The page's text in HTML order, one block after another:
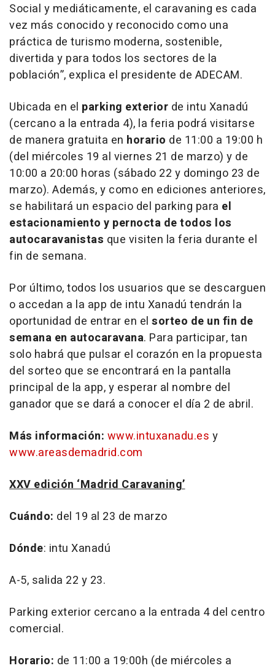
Social y mediáticamente, el caravaning es cada
vez más conocido y reconocido como una
práctica de turismo moderna, sostenible,
divertida y para todos los sectores de la
población”, explica el presidente de ADECAM.
Ubicada en el parking exterior de intu Xanadú
(cercano a la entrada 4), la feria podrá visitarse
de manera gratuita en horario de 11:00 a 19:00 h
(del miércoles 19 al viernes 21 de marzo) y de
10:00 a 20:00 horas (sábado 22 y domingo 23 de
marzo). Además, y como en ediciones anteriores,
se habilitará un espacio del parking para el
estacionamiento y pernocta de todos los
autocaravanistas que visiten la feria durante el
fin de semana.
Por último, todos los usuarios que se descarguen
o accedan a la app de intu Xanadú tendrán la
oportunidad de entrar en el sorteo de un fin de
semana en autocaravana. Para participar, tan
solo habrá que pulsar el corazón en la propuesta
del sorteo que se encontrará en la pantalla
principal de la app, y esperar al nombre del
ganador que se dará a conocer el día 2 de abril.
Más información: www.intuxanadu.es y
www.areasdemadrid.com
XXV edición ‘Madrid Caravaning’
Cuándo: del 19 al 23 de marzo
Dónde: intu Xanadú
A-5, salida 22 y 23.
Parking exterior cercano a la entrada 4 del centro
comercial.
Horario: de 11:00 a 19:00h (de miércoles a